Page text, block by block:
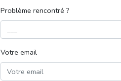
Problème rencontré ?
Votre email